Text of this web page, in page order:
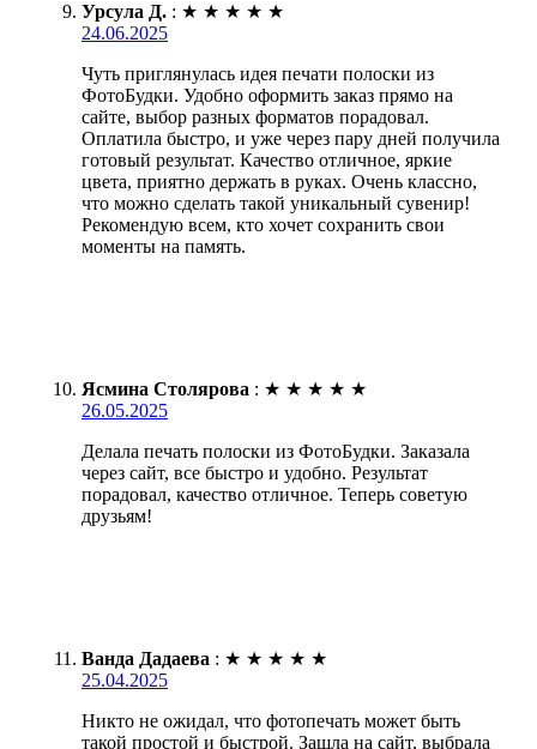
Урсула Д. : ★ ★ ★ ★ ★
24.06.2025
Чуть приглянулась идея печати полоски из
ФотоБудки. Удобно оформить заказ прямо на
сайте, выбор разных форматов порадовал.
Оплатила быстро, и уже через пару дней получила
готовый результат. Качество отличное, яркие
цвета, приятно держать в руках. Очень классно,
что можно сделать такой уникальный сувенир!
Рекомендую всем, кто хочет сохранить свои
моменты на память.
Ясмина Столярова : ★ ★ ★ ★ ★
26.05.2025
Делала печать полоски из ФотоБудки. Заказала
через сайт, все быстро и удобно. Результат
порадовал, качество отличное. Теперь советую
друзьям!
Ванда Дадаева : ★ ★ ★ ★ ★
25.04.2025
Никто не ожидал, что фотопечать может быть
такой простой и быстрой. Зашла на сайт, выбрала